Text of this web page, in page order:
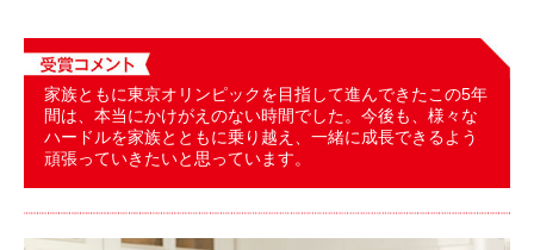
家族ともに東京オリンピックを目指して進んできたこの5年
間は、本当にかけがえのない時間でした。今後も、様々な
ハードルを家族とともに乗り越え、一緒に成長できるよう
頑張っていきたいと思っています。